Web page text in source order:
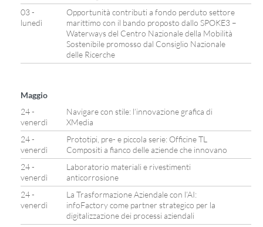
03 -
lunedì
Opportunità contributi a fondo perduto settore
marittimo con il bando proposto dallo SPOKE3 –
Waterways del Centro Nazionale della Mobilità
Sostenibile promosso dal Consiglio Nazionale
delle Ricerche
Maggio
24 -
venerdì
Navigare con stile: l’innovazione grafica di
XMedia
24 -
venerdì
Prototipi, pre- e piccola serie: Officine TL
Compositi a fianco delle aziende che innovano
24 -
venerdì
Laboratorio materiali e rivestimenti
anticorrosione
24 -
venerdì
La Trasformazione Aziendale con l’AI:
infoFactory come partner strategico per la
digitalizzazione dei processi aziendali